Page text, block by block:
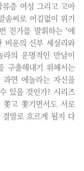
층 여성 그리고 고아
솜씨로 어김없이 위기
진가를 발휘하는 ‘에
비운의 신부 세실리와
의 운명적인 만남이
구출해내기 위해서는
연 에놀라는 자신을
있을 것인가? 시리즈
고 쫓기면서도 서로
말로 흐르게 될지 다